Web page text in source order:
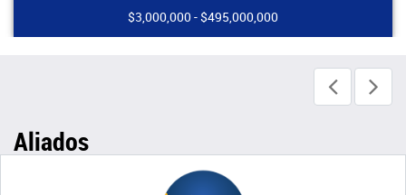
$3,000,000 - $495,000,000
Aliados